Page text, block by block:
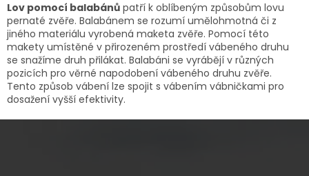
Lov pomocí balabánů patří k oblíbeným způsobům lovu
pernaté zvěře. Balabánem se rozumí umělohmotná či z
jiného materiálu vyrobená maketa zvěře. Pomocí této
makety umístěné v přirozeném prostředí vábeného druhu
se snažíme druh přilákat. Balabáni se vyrábějí v různých
pozicích pro věrné napodobení vábeného druhu zvěře.
Tento způsob vábení lze spojit s vábením vábničkami pro
dosažení vyšší efektivity.